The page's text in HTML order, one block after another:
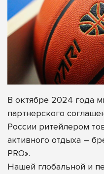
В октябре 2024 года
партнерского
России ритейлером
активного отдыха –
PRO».
Нашей глобальной и